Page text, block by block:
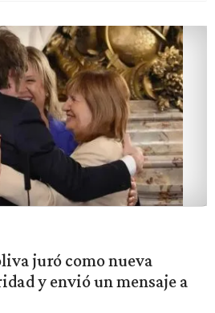
juró como nueva
y envió un mensaje a